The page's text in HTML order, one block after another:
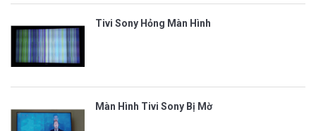
Tivi Sony Hỏng Màn Hình
Màn Hình Tivi Sony Bị Mờ